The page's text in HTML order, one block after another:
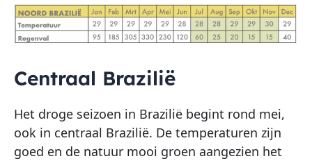
Centraal Brazilië
Het droge seizoen in Brazilië begint rond mei,
ook in centraal Brazilië. De temperaturen zijn
goed en de natuur mooi groen aangezien het